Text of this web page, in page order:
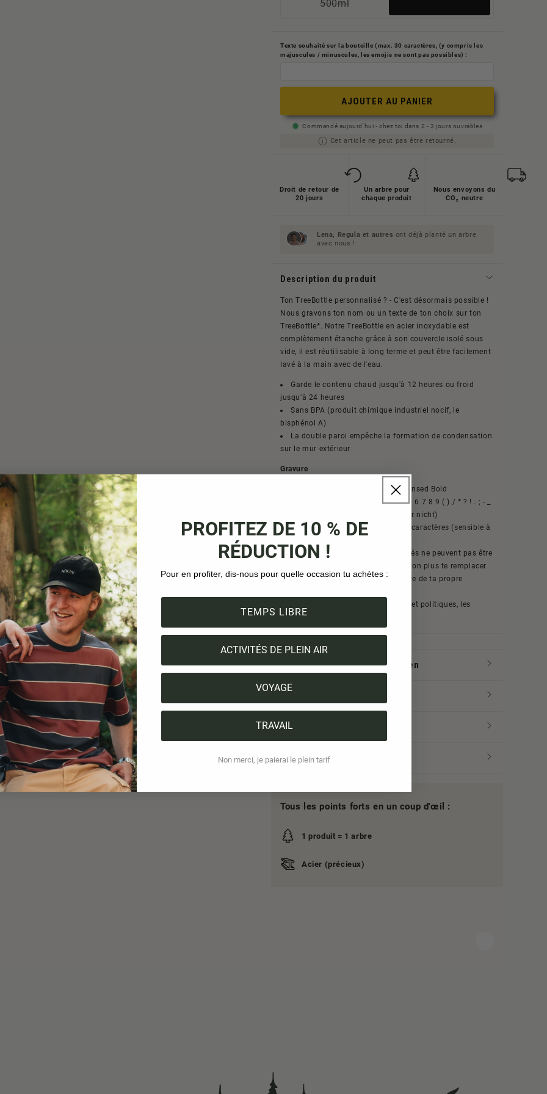
500mlVariante
oder
nicht
nicht
verfügbar
Texte souhaité sur la bouteille (max. 30 caractères, (y compris les
majuscules / minuscules, les emojis ne sont pas possibles) :
AJOUTER AU PANIER
Commandé aujourd'hui - chez toi dans 2 - 3 jours ouvrables
Cet article ne peut pas être retourné.
Droit de retour de
20 jours
Un arbre pour
chaque produit
Nous envoyons du
CO₂ neutre
Lena, Regula et autres ont déjà planté un arbre
avec nous !
Description du produit
Ton TreeBottle personnalisé ? - C'est désormais possible !
Nous gravons ton nom ou un texte de ton choix sur ton
TreeBottle*. Notre TreeBottle en acier inoxydable est
complètement étanche grâce à son couvercle isolé sous
vide, il est réutilisable à long terme et peut être facilement
lavé à la main avec de l'eau.
Garde le contenu chaud jusqu'à 12 heures ou froid
jusqu'à 24 heures
Sans BPA (produit chimique industriel nocif, le
bisphénol A)
La double paroi empêche la formation de condensation
sur le mur extérieur
Gravure
Police de gravure : Roboto Condensed Bold
Erlaubte Sonderzeichen: 1 2 3 4 5 6 7 8 9 ( ) / * ? ! . ; - _
@ & % # „ ” < > + (Emojis gehen leider nicht)
Nombre de caractères limité : 30 caractères (sensible à
Info : Les TreeBottles personnalisés ne peuvent pas être
retournés, et nous ne pouvons pas non plus te remplacer
le TreeBottle en cas d'erreur d'écriture de ta propre
Les textes inappropriés, religieux et politiques, les
noms, etc. ne seront pas gravés.
Matériaux & conseils d'entretien
Certificat d'arbre
Expédition & paiement
Tous les points forts en un coup d'œil :
1 produit = 1 arbre
Acier (précieux)
PROFITEZ DE 10 % DE
RÉDUCTION !
Pour en profiter, dis-nous pour quelle occasion tu achètes :
TEMPS LIBRE
ACTIVITÉS DE PLEIN AIR
VOYAGE
TRAVAIL
Non merci, je paierai le plein tarif